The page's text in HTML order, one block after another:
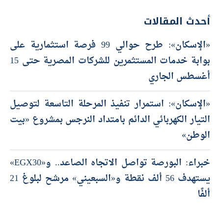
أحدث المقالات
«الإسكان»: طرح حوالي 99 فرصة استثمارية على
بوابة خدمات المستثمرين للشركات المصرية حتى 15
أغسطس الجاري
«الإسكان»: استمرار تنفيذ المرحلة التاسعة لتوصيل
التيار الكهربائي الدائم بامتداد النرجس بمشروع «بيت
الوطن»
خبراء: البورصة تواصل الاتجاه الصاعد.. و«EGX30»
يستهدف 56 ألف نقطة و«السبعيني» مرشح لبلوغ 21
ألفًا